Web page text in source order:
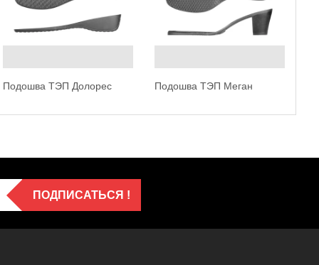
Подошва ТЭП Долорес Подошва ТЭП Меган
ПОДПИСАТЬСЯ !